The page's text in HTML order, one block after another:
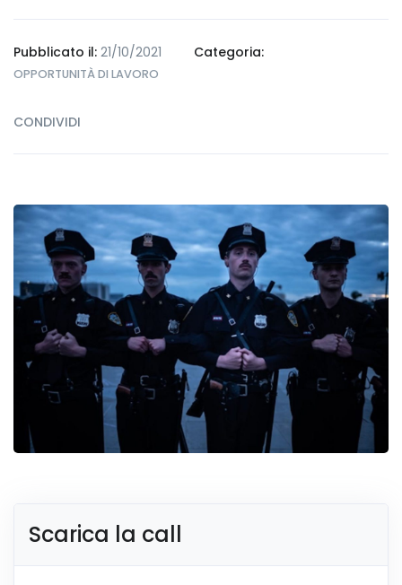
Pubblicato il: 21/10/2021 Categoria:
OPPORTUNITÀ DI LAVORO
CONDIVIDI
Scarica la call